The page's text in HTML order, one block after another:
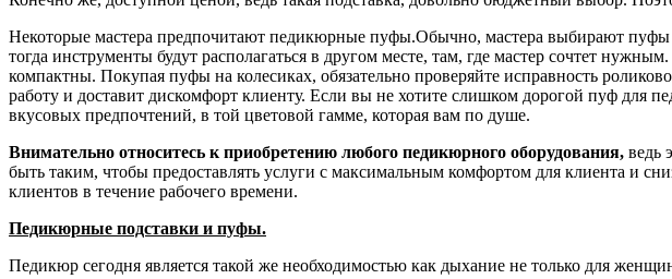
Некоторые мастера предпочитают педикюрные пуфы.Обычно, мастера выбирают
тогда инструменты будут располагаться в другом месте, там, где мастер сочтет нужным.
компактны. Покупая пуфы на колесиках, обязательно проверяйте исправность
работу и доставит дискомфорт клиенту. Если вы не хотите слишком дорогой пуф для
вкусовых предпочтений, в той цветовой гамме, которая вам по душе.
Внимательно относитесь к приобретению любого педикюрного оборудования, ведь
быть таким, чтобы предоставлять услуги с максимальным комфортом для клиента и
клиентов в течение рабочего времени.
Педикюрные подставки и пуфы.
Педикюр сегодня является такой же необходимостью как дыхание не только для